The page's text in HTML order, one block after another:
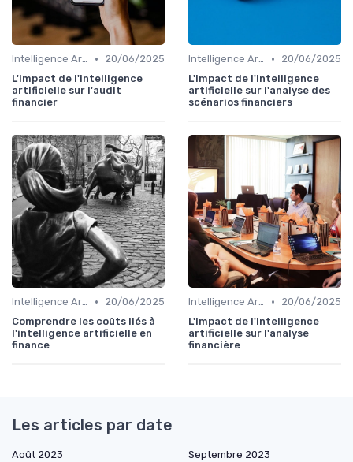
Intelligence Artificielle en finance •
20/06/2025
L'impact de l'intelligence
artificielle sur l'audit
financier
Intelligence Artificielle en finance •
20/06/2025
L'impact de l'intelligence
artificielle sur l'analyse des
scénarios financiers
Intelligence Artificielle en finance •
20/06/2025
Comprendre les coûts liés à
l'intelligence artificielle en
finance
Intelligence Artificielle en finance •
20/06/2025
L'impact de l'intelligence
artificielle sur l'analyse
financière
Les articles par date
Août 2023
Septembre 2023